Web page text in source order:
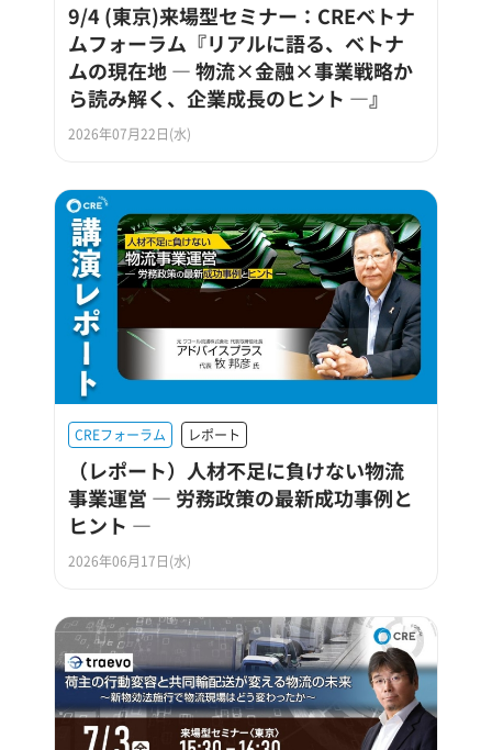
9/4 (東京)来場型セミナー：CREベトナ
ムフォーラム『リアルに語る、ベトナ
ムの現在地 ― 物流×金融×事業戦略か
ら読み解く、企業成長のヒント ―』
2026年07月22日(水)
CREフォーラム レポート
（レポート）人材不足に負けない物流
事業運営 ― 労務政策の最新成功事例と
ヒント ―
2026年06月17日(水)